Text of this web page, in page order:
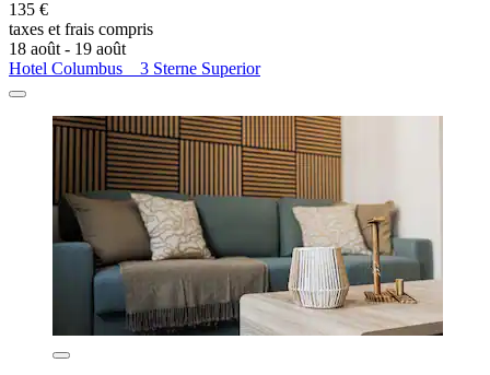
135 €
taxes et frais compris
18 août - 19 août
Hotel Columbus _ 3 Sterne Superior